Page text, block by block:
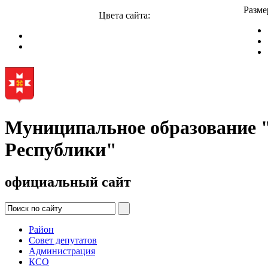
Цвета сайта:
Муниципальное
Республики"
официальный сайт
Район
Совет депутатов
Администрация
КСО